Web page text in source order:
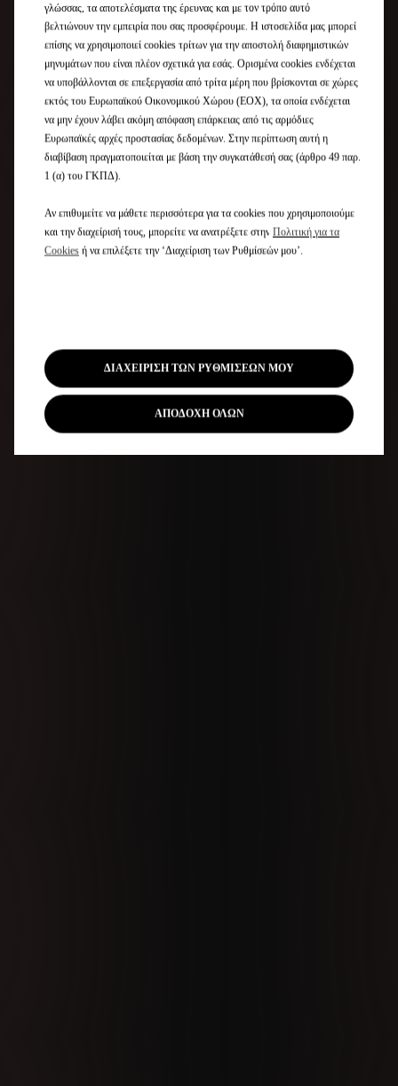
γλώσσας, τα αποτελέσματα της έρευνας και με τον τρόπο αυτό
βελτιώνουν την εμπειρία που σας προσφέρουμε. Η ιστοσελίδα μας μπορεί
επίσης να χρησιμοποιεί cookies τρίτων για την αποστολή διαφημιστικών
μηνυμάτων που είναι πλέον σχετικά για εσάς. Ορισμένα cookies ενδέχεται
να υποβάλλονται σε επεξεργασία από τρίτα μέρη που βρίσκονται σε χώρες
εκτός του Ευρωπαϊκού Οικονομικού Χώρου (ΕΟΧ), τα οποία ενδέχεται
να μην έχουν λάβει ακόμη απόφαση επάρκειας από τις αρμόδιες
Ευρωπαϊκές αρχές προστασίας δεδομένων. Στην περίπτωση αυτή η
διαβίβαση πραγματοποιείται με βάση την συγκατάθεσή σας (άρθρο 49 παρ.
1 (α) του ΓΚΠΔ).
Αν επιθυμείτε να μάθετε περισσότερα για τα cookies που χρησιμοποιούμε
και την διαχείρισή τους, μπορείτε να ανατρέξετε στην Πολιτική για τα
Cookies ή να επιλέξετε την ‘Διαχείριση των Ρυθμίσεών μου’.
ΔΙΑΧΕΙΡΙΣΗ ΤΩΝ ΡΥΘΜΙΣΕΩΝ ΜΟΥ
ΑΠΟΔΟΧΗ ΟΛΩΝ